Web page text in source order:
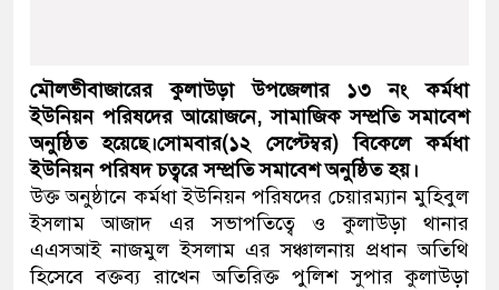
মৌলভীবাজারের কুলাউড়া উপজেলার ১৩ নং কর্মধা
ইউনিয়ন পরিষদের আয়োজনে, সামাজিক সম্প্রতি সমাবেশ
অনুষ্ঠিত হয়েছে।সোমবার(১২ সেপ্টেম্বর) বিকেলে কর্মধা
ইউনিয়ন পরিষদ চত্বরে সম্প্রতি সমাবেশ অনুষ্ঠিত হয়।
উক্ত অনুষ্ঠানে কর্মধা ইউনিয়ন পরিষদের চেয়ারম্যান মুহিবুল
ইসলাম আজাদ এর সভাপতিত্বে ও কুলাউড়া থানার
এএসআই নাজমুল ইসলাম এর সঞ্চালনায় প্রধান অতিথি
হিসেবে বক্তব্য রাখেন অতিরিক্ত পুলিশ সুপার কুলাউড়া